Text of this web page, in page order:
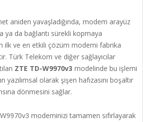
aniden yavaşladığında, modem arayüz
ya da bağlantı sürekli kopmaya
ilk ve en etkili çözüm modemi fabrika
Türk Telekom ve diğer sağlayıcılar
ZTE TD-W9970v3 modelinde bu işlemi
yazılımsal olarak şişen hafızasını boşaltır
dönmesini sağlar.
modeminizi tamamen sıfırlayarak